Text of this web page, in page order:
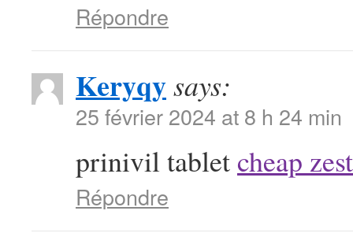
Répondre
Keryqysays:
25 février 2024 at 8 h 24 min
prinivil tablet cheap
Répondre